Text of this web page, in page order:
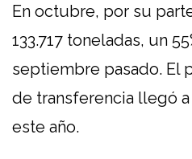
En octubre, por su
133.717 toneladas, un
septiembre pasado. El
de transferencia llegó a
este año.